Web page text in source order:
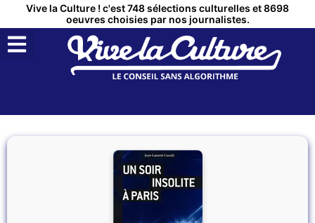
Vive la Culture ! c'est 748 sélections culturelles et 8698
oeuvres choisies par nos journalistes.